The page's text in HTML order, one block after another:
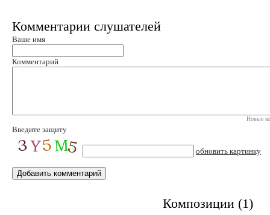
Комментарии слушателей
Ваше имя
Комментарий
Новые
Введите защиту
обновить картинку
Композиции (1)